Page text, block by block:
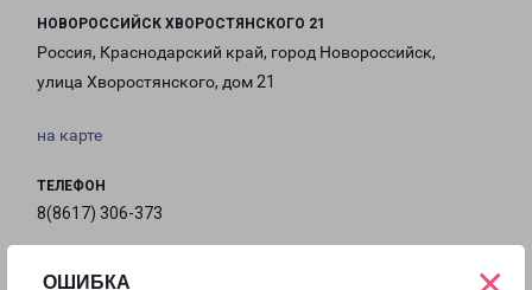
ОШИБКА
НОВОРОССИЙСК ХВОРОСТЯНСКОГО 21
Россия, Краснодарский край, город Новороссийск,
улица Хворостянского, дом 21
на карте
ТЕЛЕФОН
8(8617) 306-373